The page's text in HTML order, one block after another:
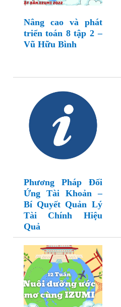
Nâng cao và phát
triển toán 8 tập 2 –
Vũ Hữu Bình
Phương Pháp Đối
Ứng Tài Khoản –
Bí Quyết Quản Lý
Tài Chính Hiệu
Quả